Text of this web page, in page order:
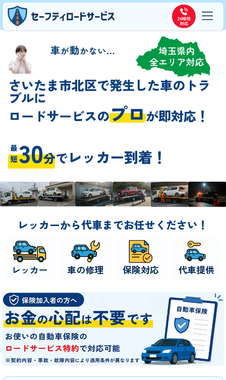
さいたま市北区で発生した車のトラ
ブルに
ロードサービスのプロが即対応！
最短30分でレッカー到着！
レッカーから代車までお任せください！
レッカー 車の修理 保険対応 代車提供